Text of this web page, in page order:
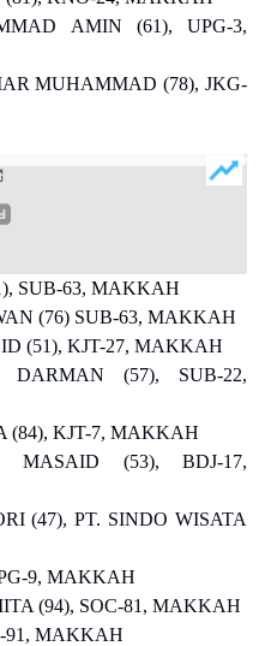
AMIN (61), UPG-3,
MUHAMMAD (78), JKG-
SUB-63, MAKKAH
(76) SUB-63, MAKKAH
(51), KJT-27, MAKKAH
DARMAN (57), SUB-22,
(84), KJT-7, MAKKAH
MASAID (53), BDJ-17,
(47), PT. SINDO WISATA
9, MAKKAH
(94), SOC-81, MAKKAH
91, MAKKAH